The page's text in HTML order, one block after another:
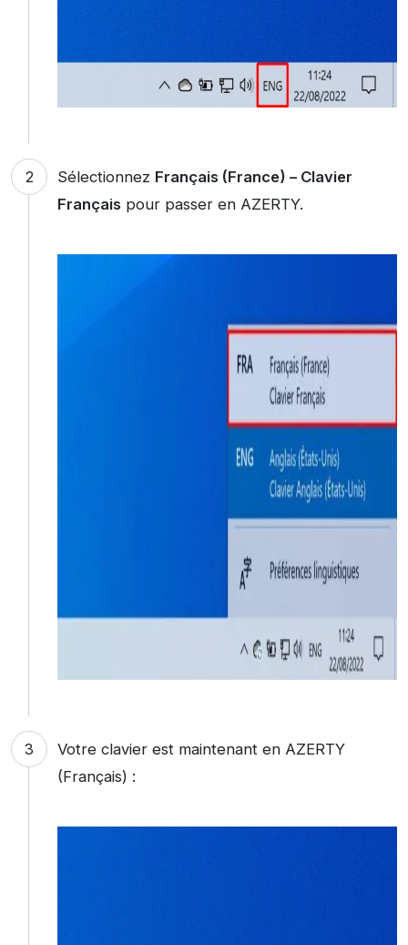
Sélectionnez Français (France) – Clavier
Françaispour passer en AZERTY.
Votre clavier est maintenant en AZERTY
(Français) :